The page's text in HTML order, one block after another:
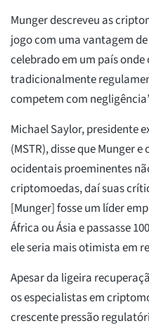
Munger descreveu as
jogo com uma vantagem
celebrado em um país
tradicionalmente
competem com
Michael Saylor, presidente
(MSTR), disse que Munger
ocidentais proeminentes
criptomoedas, daí suas
[Munger] fosse um líder
África ou Ásia e passasse
ele seria mais otimista em
Apesar da ligeira
os especialistas em
crescente pressão